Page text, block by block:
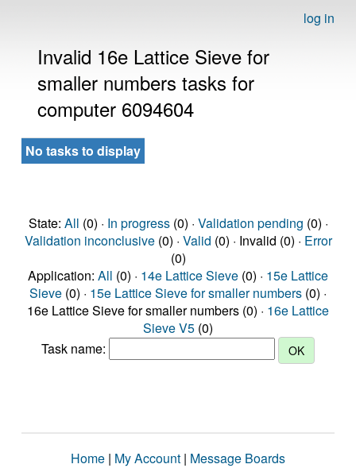
log in
Invalid 16e Lattice Sieve for
smaller numbers tasks for
computer 6094604
No tasks to display
State: All (0) · In progress(0) · Validation pending (0) ·
Validation inconclusive(0) · Valid (0) · Invalid (0) · Error
(0)
Application: All (0) · 14e Lattice Sieve (0) · 15e Lattice
Sieve (0) · 15e Lattice Sieve for smaller numbers (0) ·
16e Lattice Sieve for smaller numbers (0) · 16e Lattice
Sieve V5 (0)
Task name:
Home | My Account | Message Boards